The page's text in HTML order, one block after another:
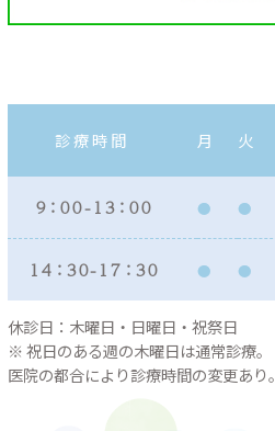
診療時間 月 火
９：００ - １３：００
１４：３０ - １７：３０
休診日：木曜日・日曜日・祝祭日
※ 祝日のある週の木曜日は通常診療。
医院の都合により診療時間の変更あり。